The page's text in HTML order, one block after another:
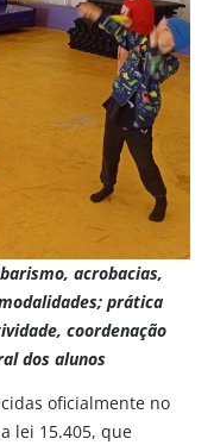
acrobacias,
prática
coordenação
dos alunos
oficialmente no
lei 15.405, que